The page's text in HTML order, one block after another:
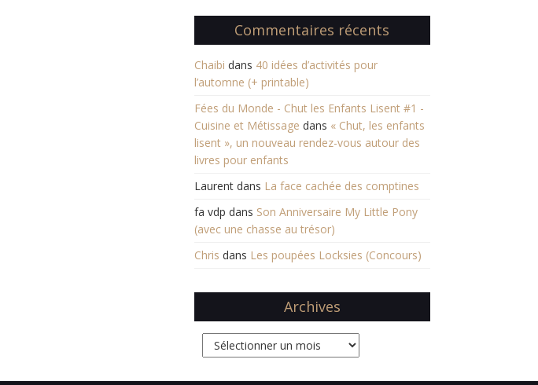
Commentaires récents
Chaibi dans 40 idées d’activités pour
l’automne (+ printable)
Fées du Monde - Chut les Enfants Lisent #1 -
Cuisine et Métissage dans « Chut, les enfants
lisent », un nouveau rendez-vous autour des
livres pour enfants
Laurentdans La face cachée des comptines
fa vdp dans Son Anniversaire My Little Pony
(avec une chasse au trésor)
Chris dans Les poupées Locksies (Concours)
Archives
Archives